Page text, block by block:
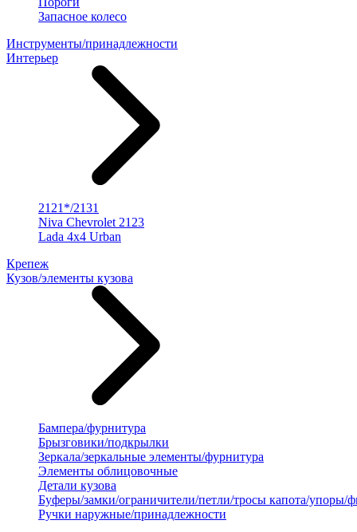
Запасное колесо
Инструменты/принадлежности
Интерьер
2121*/2131
Niva Chevrolet 2123
Lada 4x4 Urban
Крепеж
Кузов/элементы кузова
Бампера/фурнитура
Брызговики/подкрылки
Зеркала/зеркальные элементы/фурнитура
Элементы облицовочные
Детали кузова
Буферы/замки/ограничители/петли/тросы капота/упоры/
Ручки наружные/принадлежности